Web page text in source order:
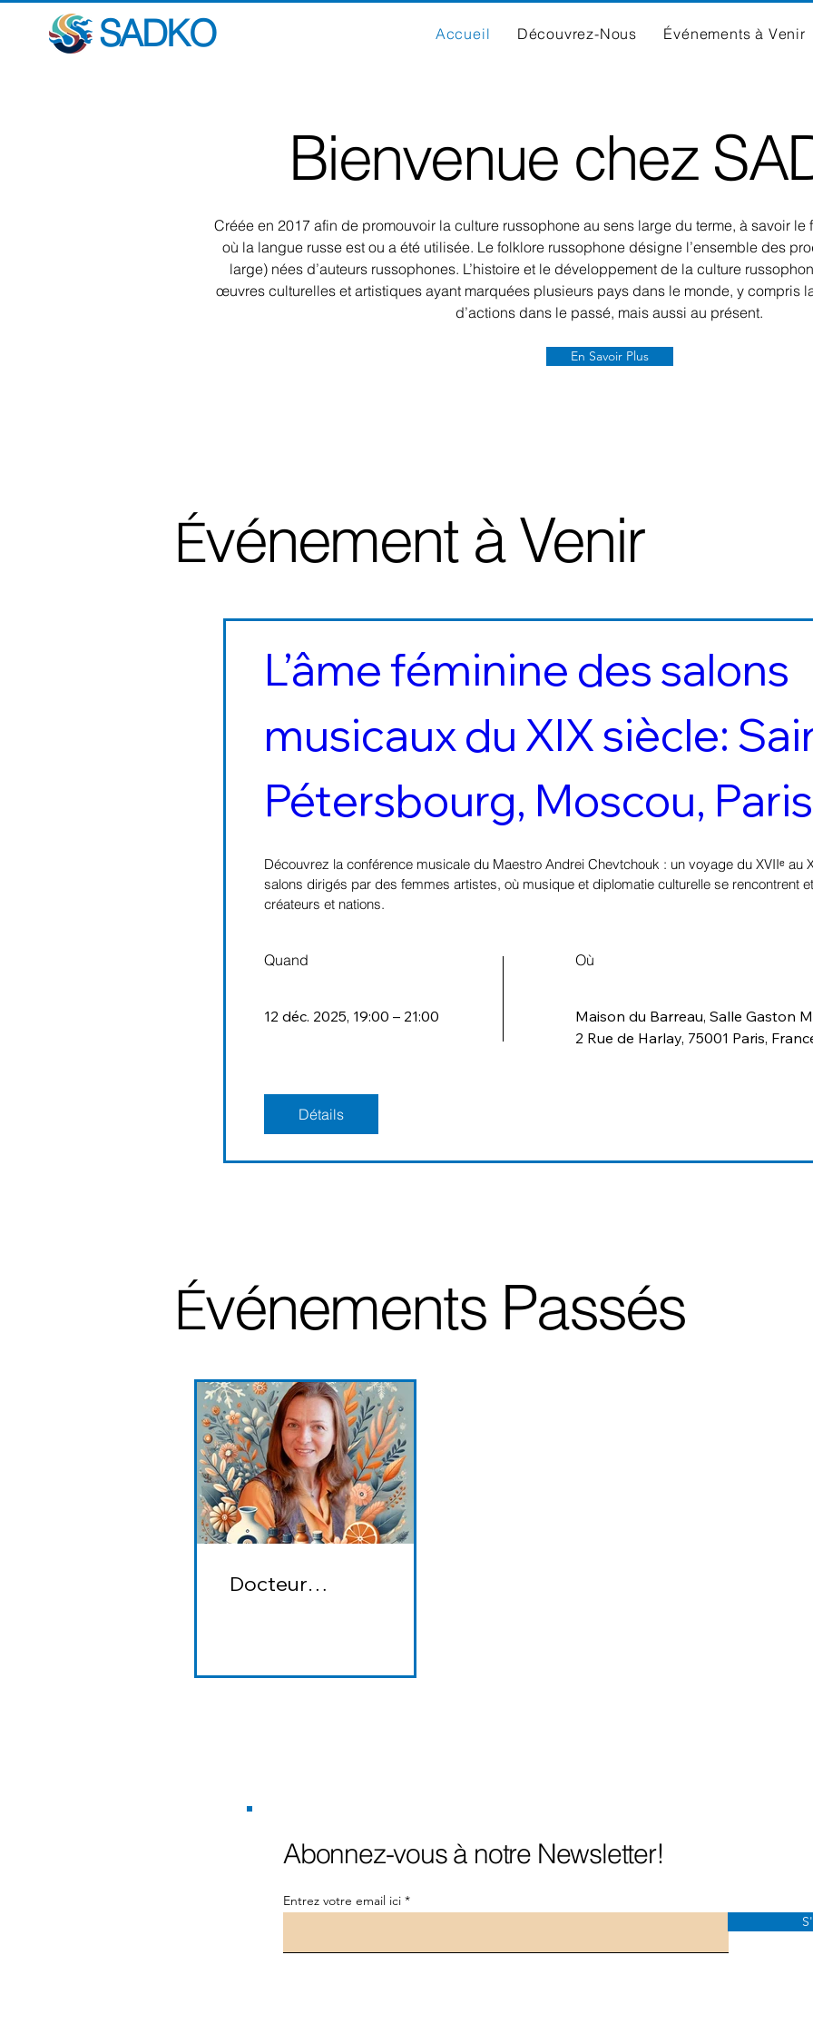
SADKO Accueil Découvrez-Nous Événements à Venir
Bienvenue chez
Créée en 2017 afin de promouvoir la culture russophone au sens large du terme, à savoir
où la langue russe est ou a été utilisée. Le folklore russophone désigne l’ensemble des
large) nées d’auteurs russophones. L’histoire et le développement de la culture
œuvres culturelles et artistiques ayant marquées plusieurs pays dans le monde, y compris
d’actions dans le passé, mais aussi au présent.
En Savoir Plus
Événement à Venir
L’âme féminine des salons
musicaux du XIX siècle:
Pétersbourg, Moscou, Paris
Découvrez la conférence musicale du Maestro Andrei Chevtchouk : un voyage du XVIIᵉ au
salons dirigés par des femmes artistes, où musique et diplomatie culturelle se rencontrent
créateurs et nations.
Quand
12 déc. 2025, 19:00 – 21:00
Où
Maison du Barreau, Salle Gaston
2 Rue de Harlay, 75001 Paris,
Détails
Événements Passés
Docteur
Abonnez-vous à notre Newsletter!
Entrez votre email ici